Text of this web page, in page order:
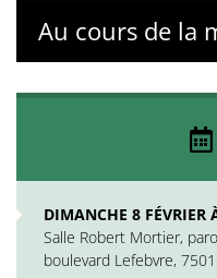
Au cours de la
DIMANCHE 8 FÉVRIER
Salle Robert Mortier,
boulevard Lefebvre,